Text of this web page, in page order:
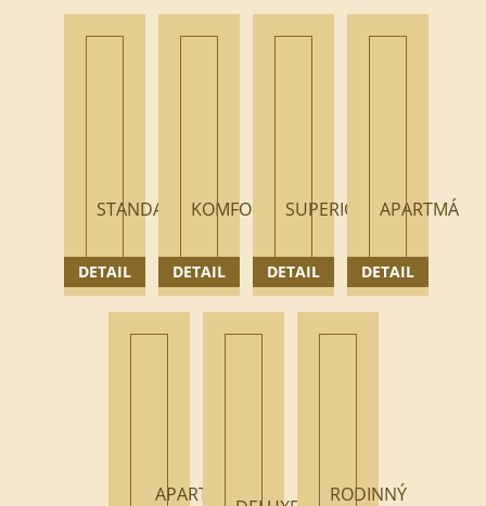
STANDARD
DETAIL
KOMFORT
DETAIL
SUPERIOR
DETAIL
APARTMÁ
DETAIL
APARTMÁ RODINNÝ